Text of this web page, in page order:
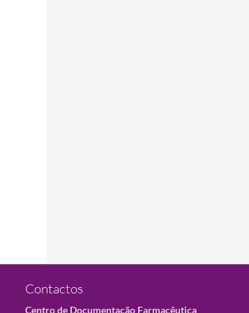
Contactos
Centro de Documentação Farmacêutica